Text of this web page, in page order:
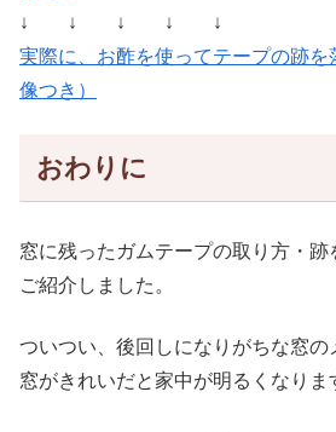
↓ ↓ ↓ ↓ ↓
実際に、お酢を使ってテープの跡
像つき）
おわりに
窓に残ったガムテープの取り方・
ご紹介しました。
ついつい、後回しになりがちな窓の
窓がきれいだと家中が明るくなりま